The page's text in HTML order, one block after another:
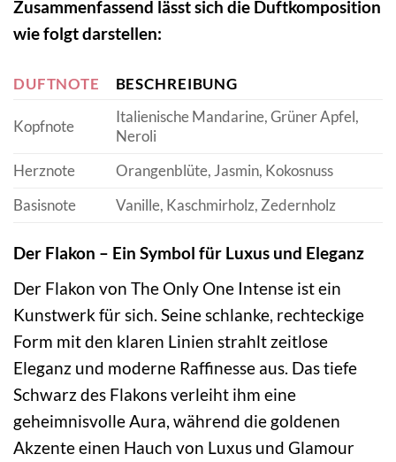
Zusammenfassend lässt sich die Duftkomposition
wie folgt darstellen:
DUFTNOTE BESCHREIBUNG
Kopfnote
Italienische Mandarine, Grüner Apfel,
Neroli
Herznote
Orangenblüte, Jasmin, Kokosnuss
Basisnote
Vanille, Kaschmirholz, Zedernholz
Der Flakon – Ein Symbol für Luxus und Eleganz
Der Flakon von The Only One Intense ist ein
Kunstwerk für sich. Seine schlanke, rechteckige
Form mit den klaren Linien strahlt zeitlose
Eleganz und moderne Raffinesse aus. Das tiefe
Schwarz des Flakons verleiht ihm eine
geheimnisvolle Aura, während die goldenen
Akzente einen Hauch von Luxus und Glamour